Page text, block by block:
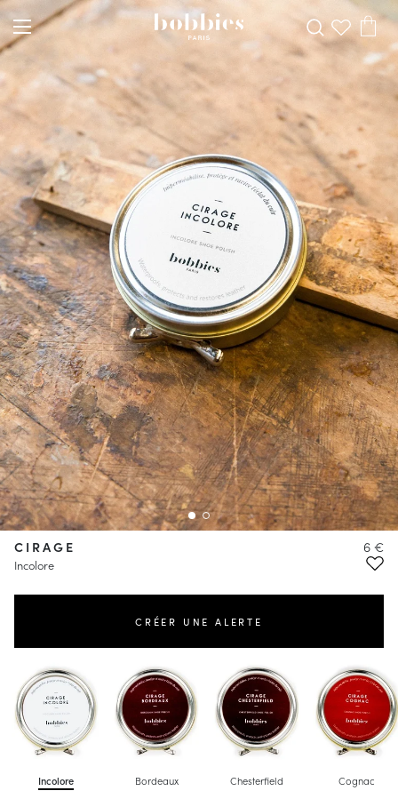
CIRAGE
Incolore
6 €
CRÉER UNE ALERTE
Incolore Bordeaux Chesterfield Cognac